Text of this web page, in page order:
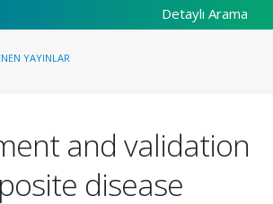
Detaylı Arama
YAYINLAR
and validation
disease